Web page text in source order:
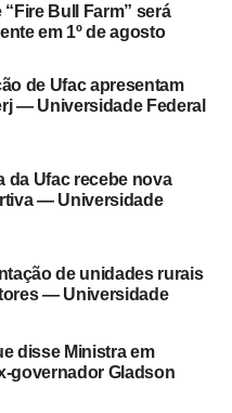
Bull Farm” será
em 1º de agosto
de Ufac apresentam
— Universidade Federal
da Ufac recebe nova
— Universidade
de unidades rurais
— Universidade
disse Ministra em
governador Gladson